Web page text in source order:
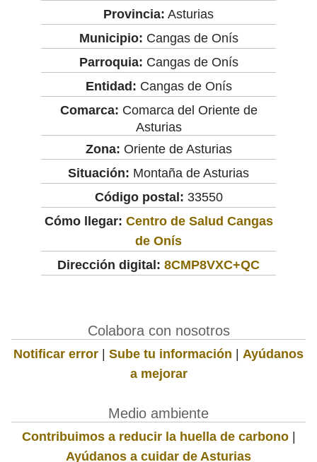
Provincia: Asturias
Municipio: Cangas de Onís
Parroquia: Cangas de Onís
Entidad: Cangas de Onís
Comarca: Comarca del Oriente de
Asturias
Zona: Oriente de Asturias
Situación: Montaña de Asturias
Código postal: 33550
Cómo llegar: Centro de Salud Cangas
de Onís
Dirección digital: 8CMP8VXC+QC
Colabora con nosotros
Notificar error | Sube tu información | Ayúdanos
a mejorar
Medio ambiente
Contribuimos a reducir la huella de carbono|
Ayúdanos a cuidar de Asturias